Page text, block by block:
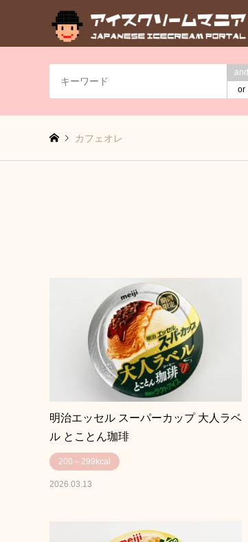
and
or
カフェオレ
明治エッセル スーパーカップ 大人ラベ
ル とことん珈琲
200～299kcal
2026.03.13